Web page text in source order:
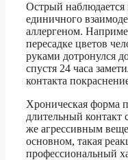
Острый наблюдается
единичного
аллергеном.
пересадке цветов
руками дотронулся
спустя 24 часа
контакта
Хроническая форма
длительный контакт
же агрессивным
основном, такая
профессиональный